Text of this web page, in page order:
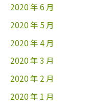
2020 年 6 月
2020 年 5 月
2020 年 4 月
2020 年 3 月
2020 年 2 月
2020 年 1 月